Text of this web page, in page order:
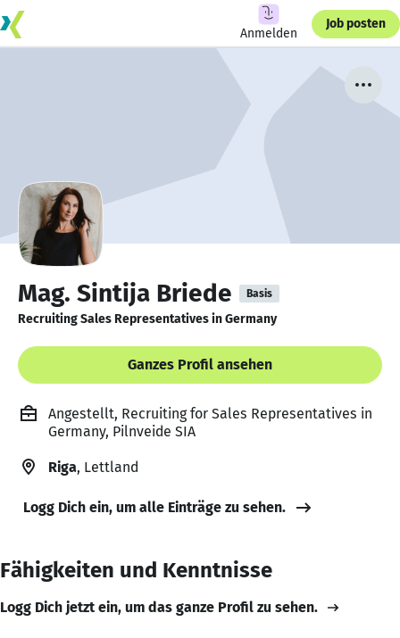
Anmelden
Job posten
Mag. Sintija Briede Basis
Recruiting Sales Representatives in Germany
Ganzes Profil ansehen
Angestellt, Recruiting for Sales Representatives in
Germany, Pilnveide SIA
Riga, Lettland
Logg Dich ein, um alle Einträge zu sehen.
Fähigkeiten und Kenntnisse
Logg Dich jetzt ein, um das ganze Profil zu sehen.